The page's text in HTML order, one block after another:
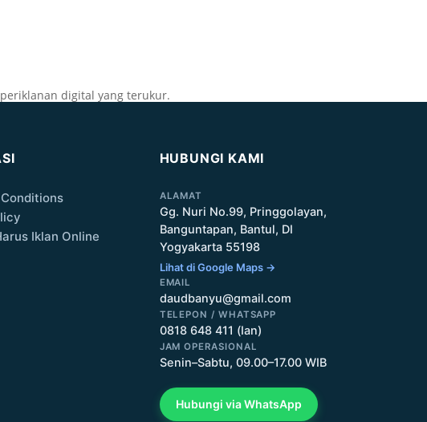
digital yang terukur.
Iklan Online
HUBUNGI KAMI
ALAMAT
Gg. Nuri No.99, Pringgolayan,
Banguntapan, Bantul, DI
Yogyakarta 55198
Lihat di Google Maps →
EMAIL
daudbanyu@gmail.com
TELEPON / WHATSAPP
0818 648 411 (Ian)
JAM OPERASIONAL
Senin–Sabtu, 09.00–17.00 WIB
Hubungi via WhatsApp